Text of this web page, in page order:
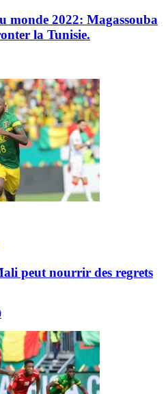
monde 2022: Magassouba
la Tunisie.
peut nourrir des regrets